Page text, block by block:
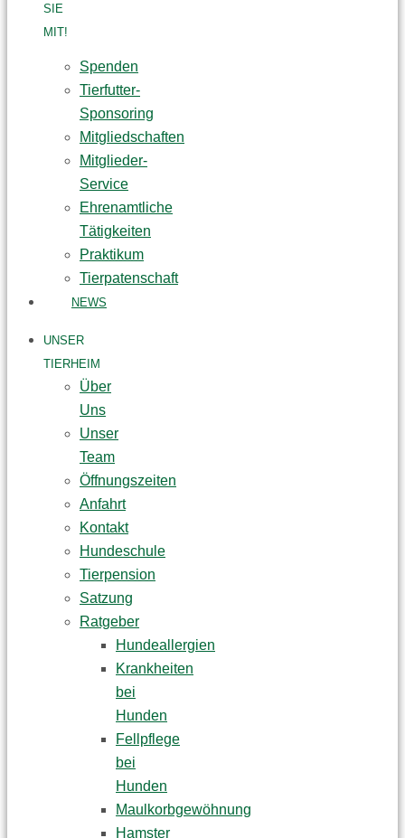
SIE
MIT!
Spenden
Tierfutter-
Sponsoring
Mitgliedschaften
Mitglieder-
Service
Ehrenamtliche
Tätigkeiten
Praktikum
Tierpatenschaft
NEWS
UNSER
TIERHEIM
Über
Uns
Unser
Team
Öffnungszeiten
Anfahrt
Kontakt
Hundeschule
Tierpension
Satzung
Ratgeber
Hundeallergien
Krankheiten
bei
Hunden
Fellpflege
bei
Hunden
Maulkorbgewöhnung
Hamster